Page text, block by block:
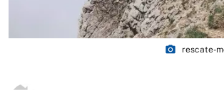
photo_camera rescate-